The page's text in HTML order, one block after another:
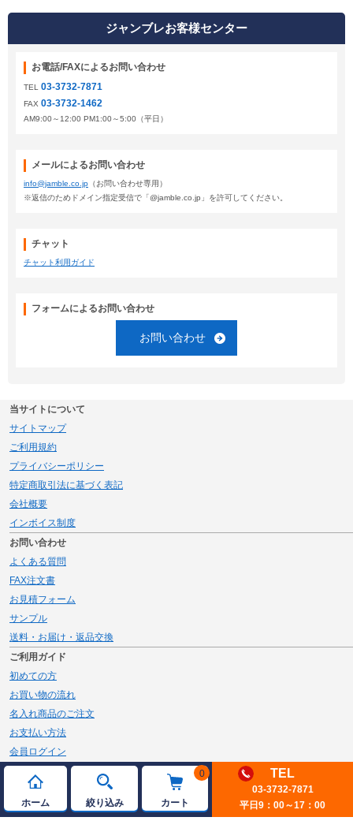
ホーム 絞り込み
0
カート
TEL
03-3732-7871
平日9：00～17：00
ジャンブレお客様センター
お電話/FAXによるお問い合わせ
TEL 03-3732-7871
FAX 03-3732-1462
AM9:00～12:00 PM1:00～5:00（平日）
メールによるお問い合わせ
info@jamble.co.jp （お問い合わせ専用）
※返信のためドメイン指定受信で「@jamble.co.jp」を許可してください。
チャット
チャット利用ガイド
フォームによるお問い合わせ
お問い合わせ
当サイトについて
サイトマップ
ご利用規約
プライバシーポリシー
特定商取引法に基づく表記
会社概要
インボイス制度
お問い合わせ
よくある質問
FAX注文書
お見積フォーム
サンプル
送料・お届け・返品交換
ご利用ガイド
初めての方
お買い物の流れ
名入れ商品のご注文
お支払い方法
会員ログイン
メルマガ登録
新規会員登録
ページトップへ